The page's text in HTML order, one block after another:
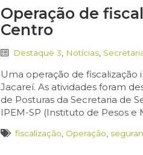
Operação de
Centro
Destaque 3 Notícias
Uma operação de
Jacareí. As atividades foram
de Posturas da Secretaria de
IPEM-SP (Instituto de Pesos e
fiscalização Operação